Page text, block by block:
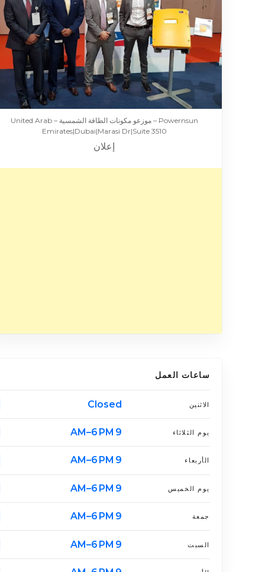
Powernsun – موزعو مكونات الطاقة الشمسية – United Arab
Emirates|Dubai|Marasi Dr|Suite 3510
إعلان
ساعات العمل
الاثنين Closed
يوم الثلاثاء 9 AM–6 PM
الأربعاء 9 AM–6 PM
يوم الخميس 9 AM–6 PM
جمعة 9 AM–6 PM
السبت 9 AM–6 PM